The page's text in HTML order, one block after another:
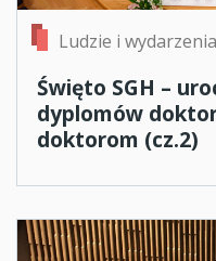
Ludzie i wydarzenia
Święto SGH –
dyplomów
doktorom (cz.2)